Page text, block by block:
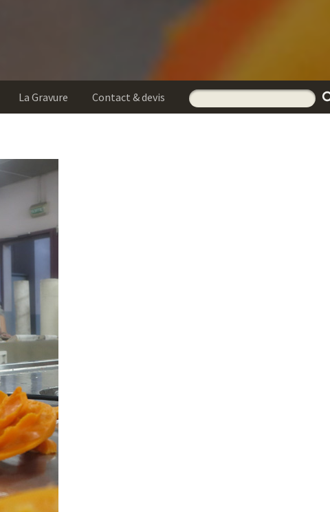
La Gravure Contact & devis